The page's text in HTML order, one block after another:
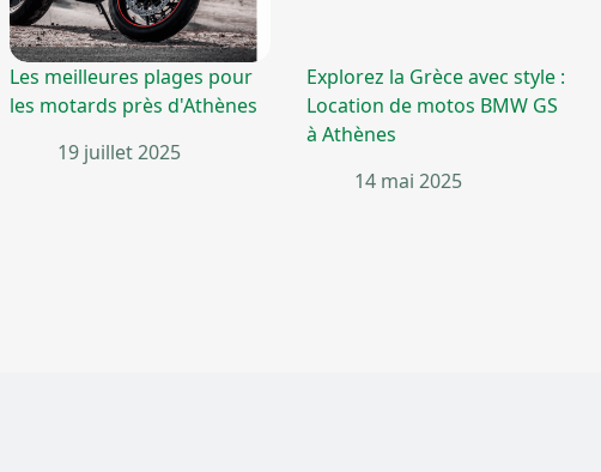
Les meilleures plages pour
les motards près d'Athènes
19 juillet 2025
Explorez la Grèce avec style :
Location de motos BMW GS
à Athènes
14 mai 2025